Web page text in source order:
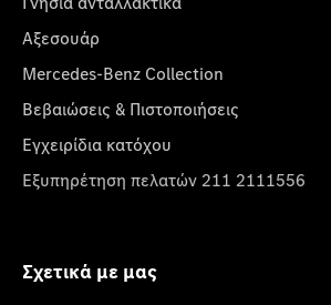
Αξεσουάρ
Mercedes-Benz Collection
Βεβαιώσεις & Πιστοποιήσεις
Εγχειρίδια κατόχου
Εξυπηρέτηση πελατών 211 2111556
Σχετικά με μας